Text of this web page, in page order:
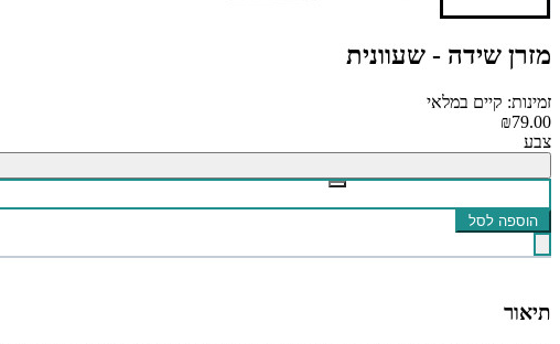
מזרן שידה - שעוונית
זמינות: קיים במלאי
₪79.00
צבע
הוספה לסל
תיאור